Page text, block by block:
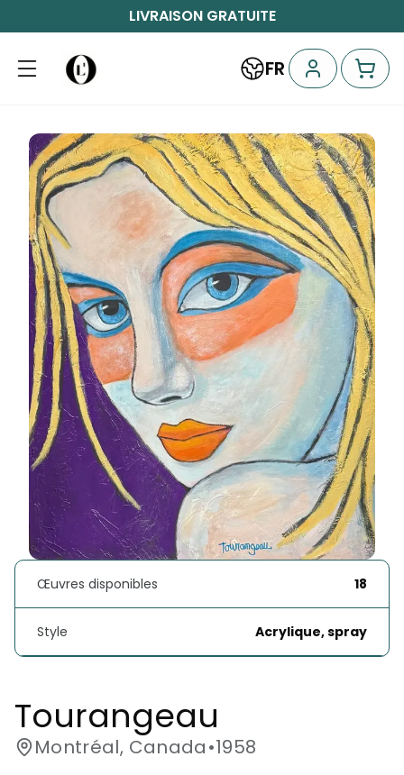
LIVRAISON GRATUITE
FR
Œuvres disponibles 18
Style Acrylique, spray
Tourangeau
Montréal, Canada•1958